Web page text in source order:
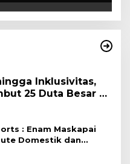
Inklusivitas,
25 Duta Besar di
: Enam Maskapai
Domestik dan
Bandara Husein